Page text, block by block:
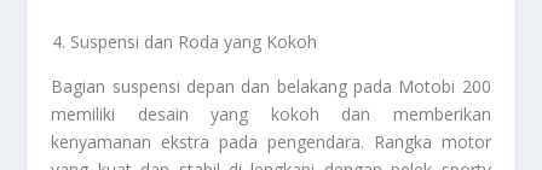
Suspensi dan Roda yang Kokoh
Bagian suspensi depan dan belakang pada Motobi 200
memiliki desain yang kokoh dan memberikan
kenyamanan ekstra pada pengendara. Rangka motor